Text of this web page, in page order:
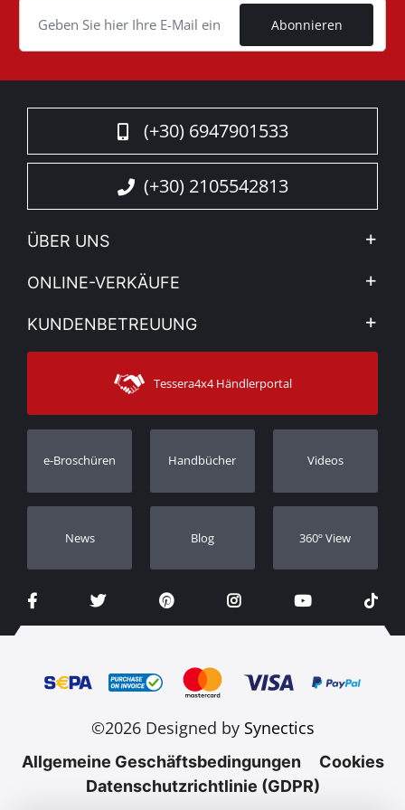
Abonnieren
(+30) 6947901533
(+30) 2105542813
ÜBER UNS
Firma
Sehen Sie unsere Nachrichten
Sitemap
ONLINE-VERKÄUFE
Mein Konto
Versandarten
KUNDENBETREUUNG
Kontakt
Kundendienst
Bestellung verfolgen
Händler
Tessera4x4 Händlerportal
e-Broschüren Handbücher Videos
Νews Blog 360º View
©2026 Designed by Synectics
Allgemeine Geschäftsbedingungen
Cookies
Datenschutzrichtlinie (GDPR)